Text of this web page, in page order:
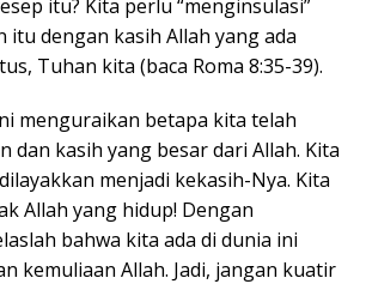
itu? Kita perlu “menginsulasi”
itu dengan kasih Allah yang ada
Tuhan kita (baca Roma 8:35-39).
menguraikan betapa kita telah
dan kasih yang besar dari Allah. Kita
menjadi kekasih-Nya. Kita
Allah yang hidup! Dengan
bahwa kita ada di dunia ini
kemuliaan Allah. Jadi, jangan kuatir